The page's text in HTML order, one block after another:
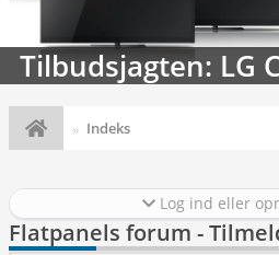
Tilbudsjagten: LG
Indeks
Log ind eller
Flatpanels forum -